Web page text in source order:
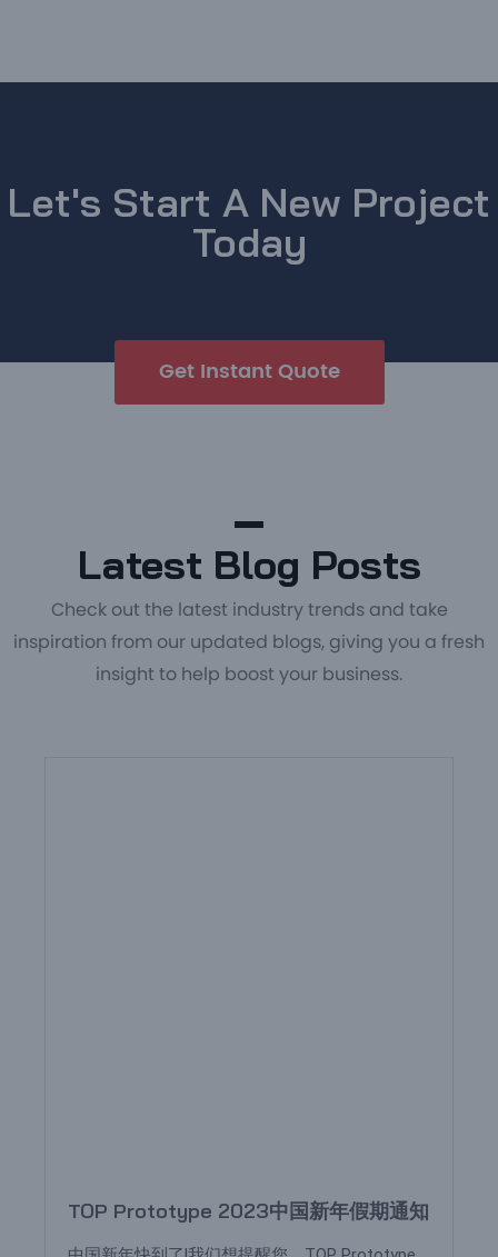
Let's Start A New Project
Today
Get Instant Quote
Latest Blog Posts
Check out the latest industry trends and take
inspiration from our updated blogs, giving you a fresh
insight to help boost your business.
TOP Prototype 2023中国新年假期通知